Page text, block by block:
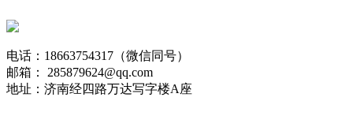
电话：18663754317（微信同号）
邮箱： 285879624@qq.com
地址：济南经四路万达写字楼A座